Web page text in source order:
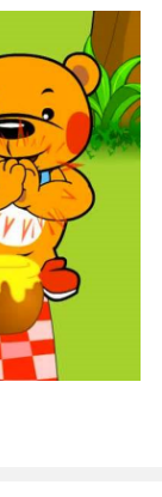
长都是询问